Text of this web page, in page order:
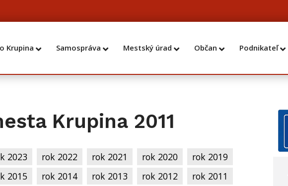
Krupina Samospráva Mestský úrad Občan Podnikateľ
Krupina 2011
2023 rok 2022 rok 2021 rok 2020
rok 2019
2015 rok 2014 rok 2013 rok 2012 rok 2011